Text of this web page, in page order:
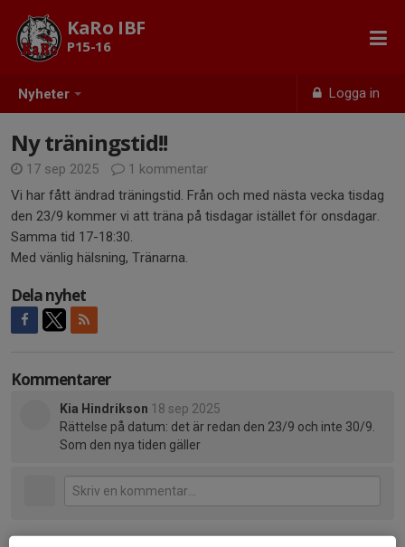
Nyheter Logga in
KaRo IBF
P15-16
Ny träningstid!!
17 sep 2025
1 kommentar
Vi har fått ändrad träningstid. Från och med nästa vecka tisdag
den 23/9 kommer vi att träna på tisdagar istället för onsdagar.
Samma tid 17-18:30.
Med vänlig hälsning, Tränarna.
Dela nyhet
Kommentarer
Kia Hindrikson 18 sep 2025
Rättelse på datum: det är redan den 23/9 och inte 30/9.
Som den nya tiden gäller